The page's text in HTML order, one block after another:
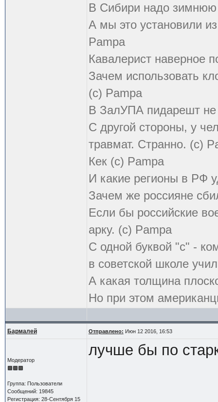
В Сибири надо зимнюю
А мы это установили
Pampa
Кавалерист наверное
Зачем использовать
(с) Pampa
В ЗалУПА пидарешт не
С другой стороны, у
травмат. Странно. (с)
Кек (с) Pampa
И какие регионы в РФ
Зачем же россияне
Если бы российские
арку. (с) Pampa
С одной буквой "с" -
в советской школе
А какая толщина
Но при этом
Бармалей Отправлено: Июн 12 2016, 16:53
Модератор
Группа: Пользователи
Сообщений: 19845
Регистрация: 28-Сентября 15
лучше бы по